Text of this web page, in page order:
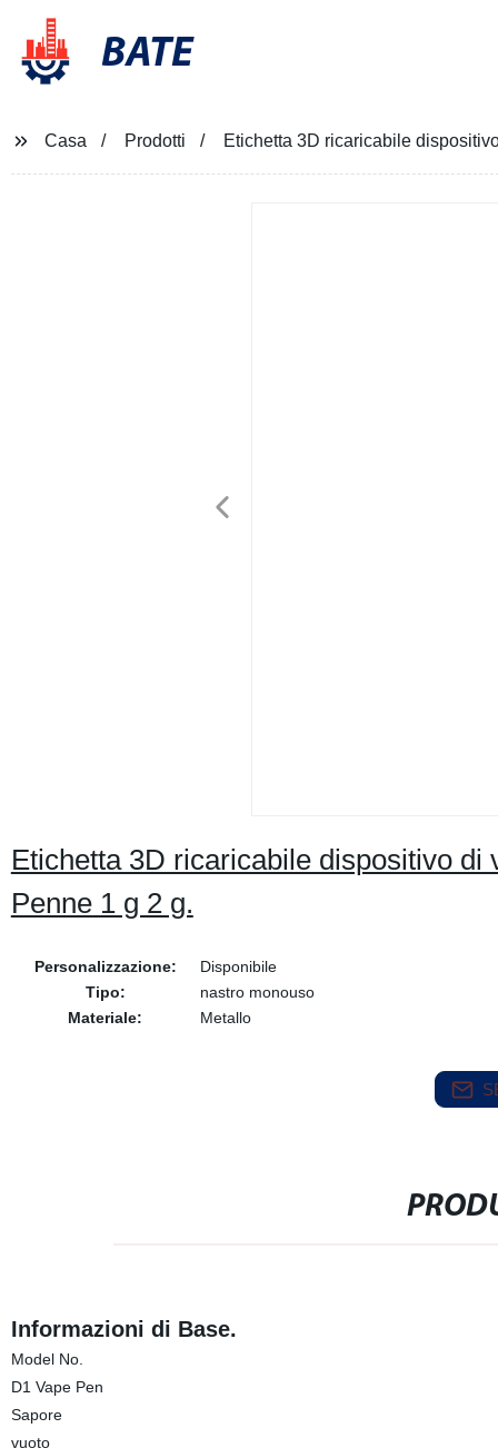
BATE
Casa Prodotti Etichetta 3D ricaricabile
Etichetta 3D ricaricabile dispositivo
Penne 1 g 2 g.
Personalizzazione:
Disponibile
Tipo:
nastro monouso
Materiale:
Metallo
Informazioni di Base.
Model No.
D1 Vape Pen
Sapore
vuoto